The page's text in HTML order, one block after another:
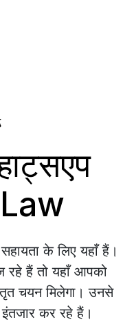
के लिए यहाँ हैं।
हैं तो यहाँ आपको
चयन मिलेगा। उनसे
कर रहे हैं।